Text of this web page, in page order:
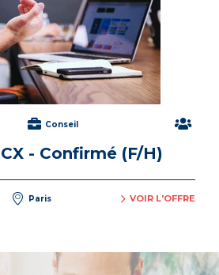
Conseil
- Confirmé (F/H)
Paris VOIR L'OFFRE